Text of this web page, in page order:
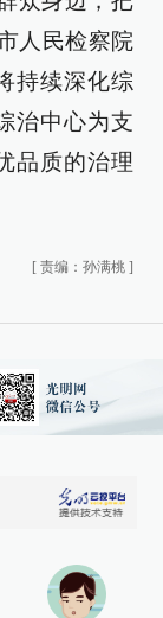
人民检察院
持续深化综
治中心为支
品质的治理
[ 责编：孙满桃 ]